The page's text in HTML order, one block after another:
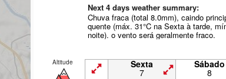
Next 4 days weather summary:
Chuva fraca (total 8.0mm), caindo
quente (máx. 31°C na Sexta à tarde,
noite). o vento será geralmente fraco.
Altitude Sexta
7
Sábado
8